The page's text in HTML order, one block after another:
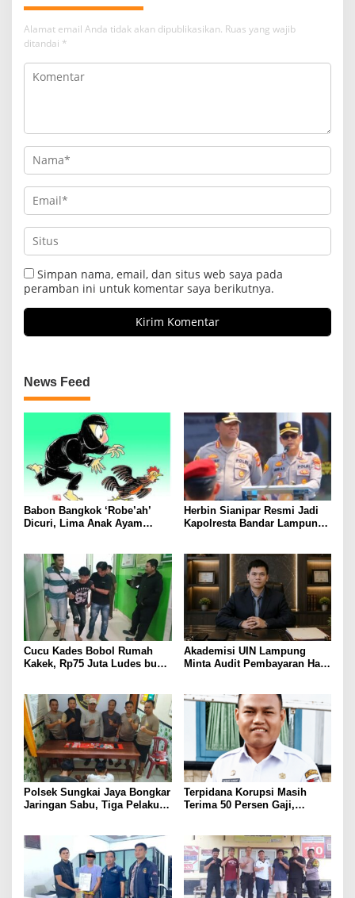
Alamat email Anda tidak akan dipublikasikan. Ruas yang wajib
ditandai *
Simpan nama, email, dan situs web saya pada
peramban ini untuk komentar saya berikutnya.
News Feed
Babon Bangkok ‘Robe’ah’
Dicuri, Lima Anak Ayam
Herbin Sianipar Resmi Jadi
Kapolresta Bandar Lampung,
Cucu Kades Bobol Rumah
Kakek, Rp75 Juta Ludes buat
Akademisi UIN Lampung
Minta Audit Pembayaran Hak
Berlarut
Polsek Sungkai Jaya Bongkar
Jaringan Sabu, Tiga Pelaku
Terpidana Korupsi Masih
Terima 50 Persen Gaji,